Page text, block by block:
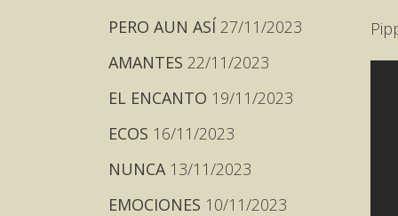
PERO AUN ASÍ 27/11/2023
AMANTES 22/11/2023
EL ENCANTO 19/11/2023
ECOS 16/11/2023
NUNCA 13/11/2023
EMOCIONES 10/11/2023